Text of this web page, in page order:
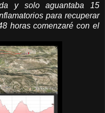
y solo aguantaba 15
para recuperar
horas comenzaré con el